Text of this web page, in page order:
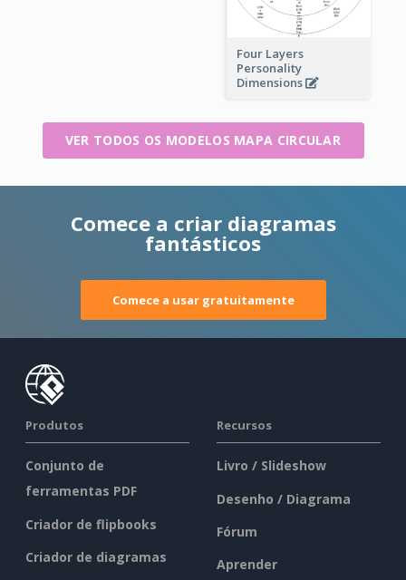
Four Layers
Personality
Dimensions
VER TODOS OS MODELOS MAPA CIRCULAR
Comece a criar diagramas
fantásticos
Comece a usar gratuitamente
Produtos
Conjunto de
ferramentas PDF
Criador de flipbooks
Criador de diagramas
Recursos
Livro / Slideshow
Desenho / Diagrama
Fórum
Aprender